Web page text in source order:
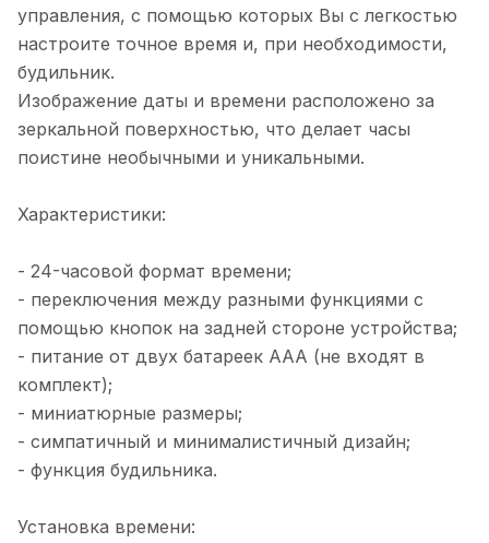
управления, с помощью которых Вы с легкостью
настроите точное время и, при необходимости,
будильник.
Изображение даты и времени расположено за
зеркальной поверхностью, что делает часы
поистине необычными и уникальными.
Характеристики:
- 24-часовой формат времени;
- переключения между разными функциями с
помощью кнопок на задней стороне устройства;
- питание от двух батареек ААА (не входят в
комплект);
- миниатюрные размеры;
- симпатичный и минималистичный дизайн;
- функция будильника.
Установка времени: